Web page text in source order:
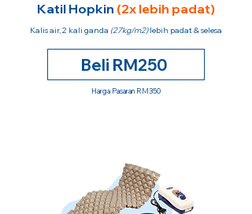
Katil Hopkin (2x lebih padat)
Kalis air, 2 kali ganda (27kg/m2)lebih padat & selesa
Beli RM250
Harga Pasaran RM350